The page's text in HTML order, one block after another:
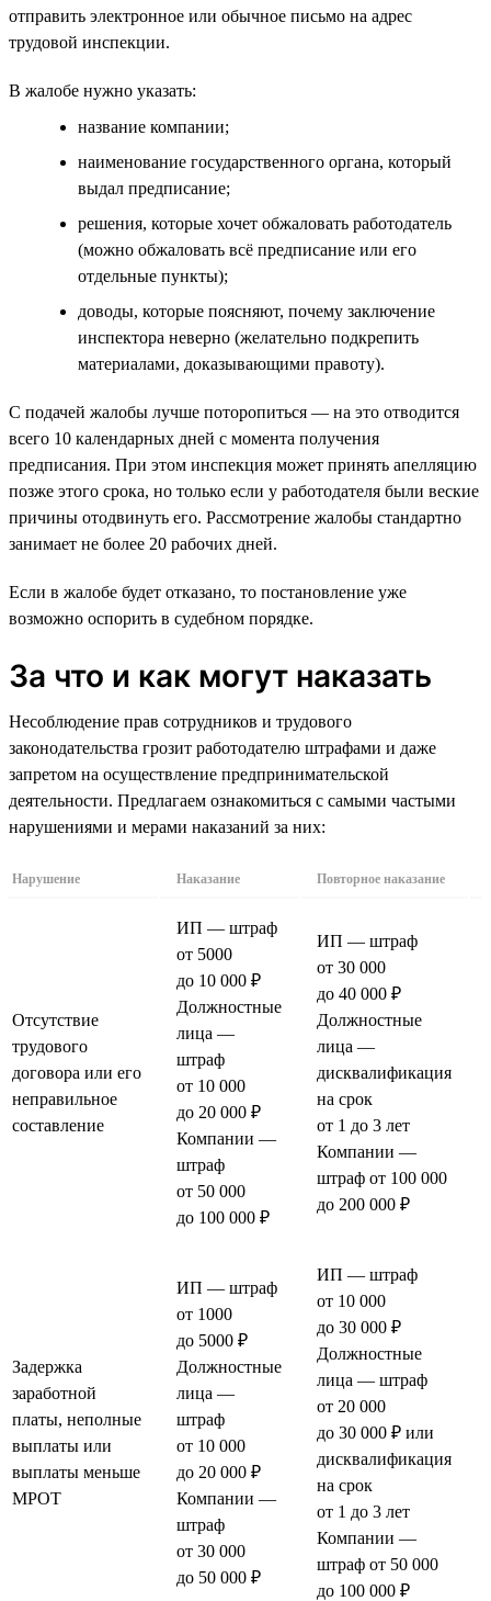
отправить электронное или обычное письмо на адрес
трудовой инспекции.
В жалобе нужно указать:
название компании;
наименование государственного органа, который
выдал предписание;
решения, которые хочет обжаловать работодатель
(можно обжаловать всё предписание или его
отдельные пункты);
доводы, которые поясняют, почему заключение
инспектора неверно (желательно подкрепить
материалами, доказывающими правоту).
С подачей жалобы лучше поторопиться — на это отводится
всего 10 календарных дней с момента получения
предписания. При этом инспекция может принять апелляцию
позже этого срока, но только если у работодателя были веские
причины отодвинуть его. Рассмотрение жалобы стандартно
занимает не более 20 рабочих дней.
Если в жалобе будет отказано, то постановление уже
возможно оспорить в судебном порядке.
За что и как могут наказать
Несоблюдение прав сотрудников и трудового
законодательства грозит работодателю штрафами и даже
запретом на осуществление предпринимательской
деятельности. Предлагаем ознакомиться с самыми частыми
нарушениями и мерами наказаний за них:
Нарушение Наказание Повторное наказание
Отсутствие
трудового
договора или его
неправильное
составление
ИП — штраф
от 5000
до 10 000 ₽
Должностные
лица —
штраф
от 10 000
до 20 000 ₽
Компании —
штраф
от 50 000
до 100 000 ₽
ИП — штраф
от 30 000
до 40 000 ₽
Должностные
лица —
дисквалификация
на срок
от 1 до 3 лет
Компании —
штраф от 100 000
до 200 000 ₽
Задержка
заработной
платы, неполные
выплаты или
выплаты меньше
МРОТ
ИП — штраф
от 1000
до 5000 ₽
Должностные
лица —
штраф
от 10 000
до 20 000 ₽
Компании —
штраф
от 30 000
до 50 000 ₽
ИП — штраф
от 10 000
до 30 000 ₽
Должностные
лица — штраф
от 20 000
до 30 000 ₽ или
дисквалификация
на срок
от 1 до 3 лет
Компании —
штраф от 50 000
до 100 000 ₽